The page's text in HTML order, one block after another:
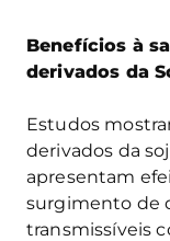
Benefícios à
derivados da
Estudos
derivados da
apresentam
surgimento de
transmissíveis